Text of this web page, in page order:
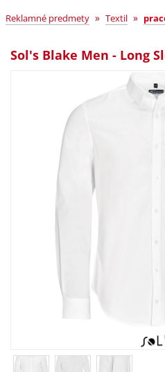
Reklamné predmety » Textil »
Sol's Blake Men - Long